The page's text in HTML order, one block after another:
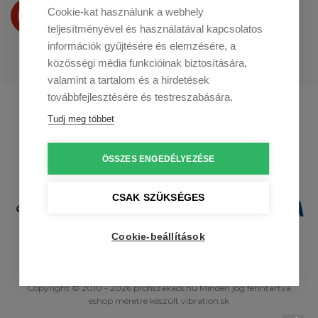
Cookie-kat használunk a webhely
teljesítményével és használatával kapcsolatos
információk gyűjtésére és elemzésére, a
közösségi média funkcióinak biztosítására,
valamint a tartalom és a hirdetések
továbbfejlesztésére és testreszabására.
Tudj meg többet
ÖSSZES ENGEDÉLYEZÉSE
CSAK SZÜKSÉGES
Cookie-beállítások
Termékeinket
a Youtube-on is bemutatjuk
Profikuchar.sk
Profikuchař.cz
Copyright © 2010 - 2026 profiszakacs.hu Minden jog fenntartva
eshop méretre készült vibration.sk